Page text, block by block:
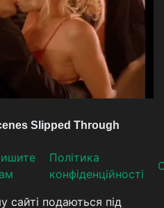
Політика
конфіденційності
сайті подаються під